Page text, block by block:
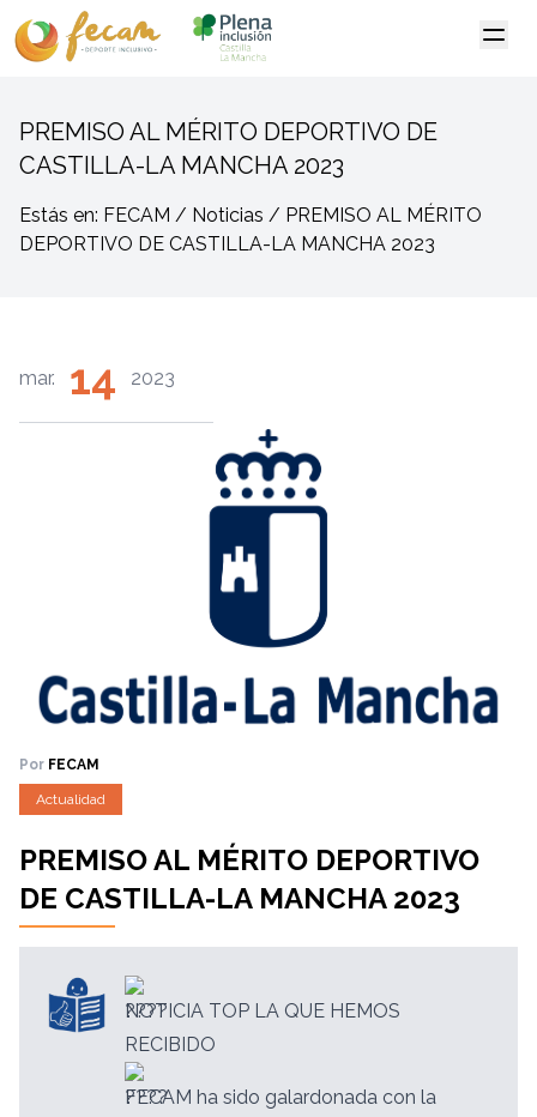
PREMISO AL MÉRITO DEPORTIVO DE
CASTILLA-LA MANCHA 2023
Estás en: FECAM / Noticias / PREMISO AL MÉRITO
DEPORTIVO DE CASTILLA-LA MANCHA 2023
mar. 14 2023
Por FECAM
Actualidad
PREMISO AL MÉRITO DEPORTIVO
DE CASTILLA-LA MANCHA 2023
NOTICIA TOP LA QUE HEMOS
RECIBIDO
FECAM ha sido galardonada con la